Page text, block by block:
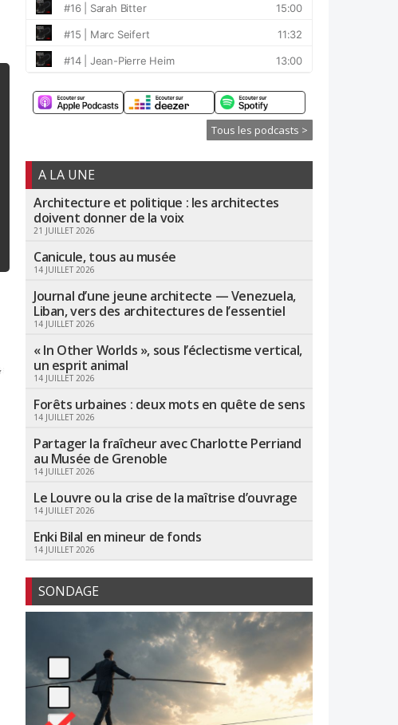
Tous les podcasts >
A LA UNE
Architecture et politique : les architectes
doivent donner de la voix
21 JUILLET 2026
Canicule, tous au musée
14 JUILLET 2026
Journal d’une jeune architecte — Venezuela,
Liban, vers des architectures de l’essentiel
14 JUILLET 2026
« In Other Worlds », sous l’éclectisme vertical,
un esprit animal
14 JUILLET 2026
Forêts urbaines : deux mots en quête de sens
14 JUILLET 2026
Partager la fraîcheur avec Charlotte Perriand
au Musée de Grenoble
14 JUILLET 2026
Le Louvre ou la crise de la maîtrise d’ouvrage
14 JUILLET 2026
Enki Bilal en mineur de fonds
14 JUILLET 2026
SONDAGE